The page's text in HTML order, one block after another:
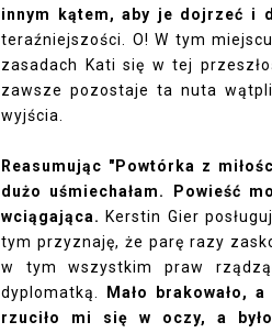
innym kątem, aby je dojrzeć i
teraźniejszości. O! W tym
zasadach Kati się w tej
zawsze pozostaje ta nuta
wyjścia.
Reasumując "Powtórka z
dużo uśmiechałam. Powieść
wciągająca. Kerstin Gier
tym przyznaję, że parę razy
w tym wszystkim praw
dyplomatką.
Mało brakowało,
rzuciło mi się w oczy, a